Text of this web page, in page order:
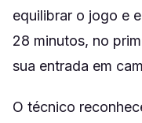
equilibrar o jogo e
28 minutos, no
sua entrada em
O técnico